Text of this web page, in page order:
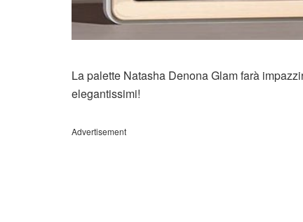
La palette Natasha Denona Glam farà
elegantissimi!
Advertisement